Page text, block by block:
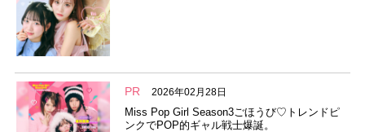
PR 2026年02月28日
Miss Pop Girl Season3ごほうび♡トレンドピ
ンクでPOP的ギャル戦士爆誕。